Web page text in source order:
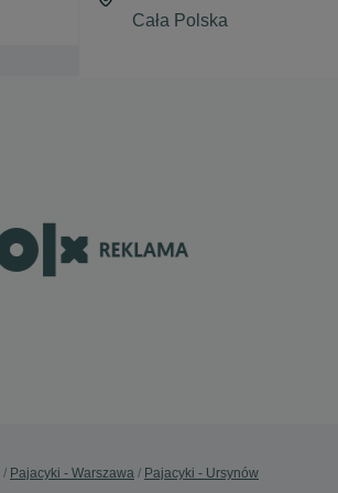
Pajacyki - Warszawa Pajacyki - Ursynów